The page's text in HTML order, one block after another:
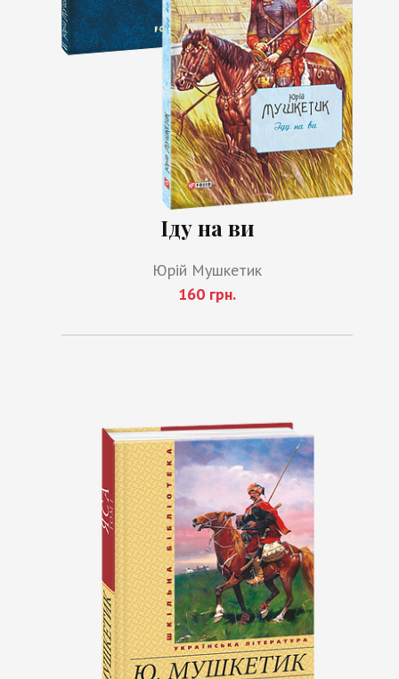
Іду на ви
Юрій Мушкетик
160 грн.